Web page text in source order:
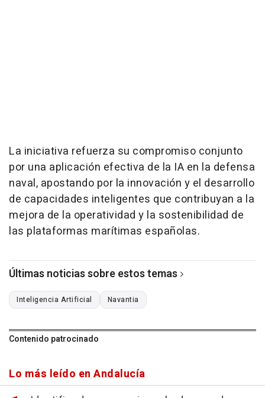
La iniciativa refuerza su compromiso conjunto
por una aplicación efectiva de la IA en la defensa
naval, apostando por la innovación y el desarrollo
de capacidades inteligentes que contribuyan a la
mejora de la operatividad y la sostenibilidad de
las plataformas marítimas españolas.
Últimas noticias sobre estos temas
Inteligencia Artificial Navantia
Contenido patrocinado
Lo más leído en Andalucía